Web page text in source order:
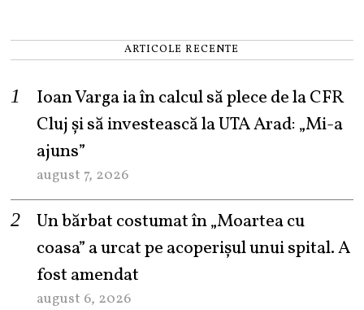
ARTICOLE RECENTE
Ioan Varga ia în calcul să plece de la CFR
Cluj și să investească la UTA Arad: „Mi-a
ajuns”
august 7, 2026
Un bărbat costumat în „Moartea cu
coasa” a urcat pe acoperișul unui spital. A
fost amendat
august 6, 2026